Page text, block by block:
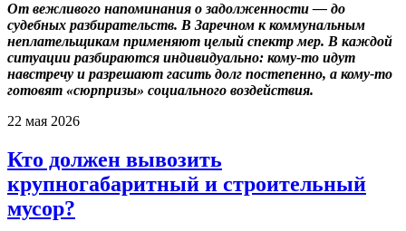
От вежливого напоминания о задолженности — до
судебных разбирательств. В Заречном к коммунальным
неплательщикам применяют целый спектр мер. В каждой
ситуации разбираются индивидуально: кому-то идут
навстречу и разрешают гасить долг постепенно, а кому-то
готовят «сюрпризы» социального воздействия.
22 мая 2026
Кто должен вывозить
крупногабаритный и строительный
мусор?